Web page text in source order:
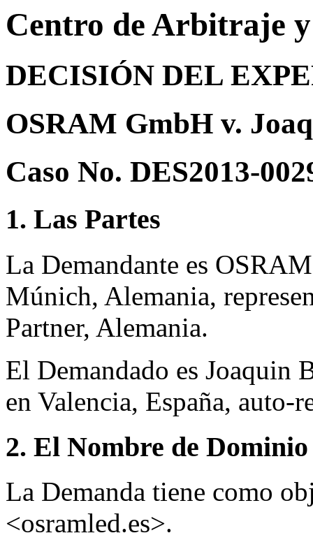
Centro de Arbitraje
DECISIÓN DEL
OSRAM GmbH v.
Caso No. DES2013-
1. Las Partes
La Demandante es
Múnich, Alemania,
Partner, Alemania.
El Demandado es Joaquin
en Valencia, España, auto-
2. El Nombre de
La Demanda tiene como
<osramled.es>.